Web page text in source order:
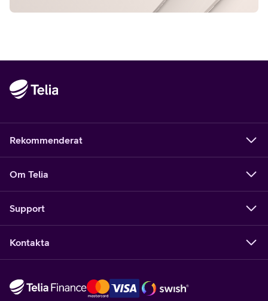
Rekommenderat
Om Telia
Support
Kontakta